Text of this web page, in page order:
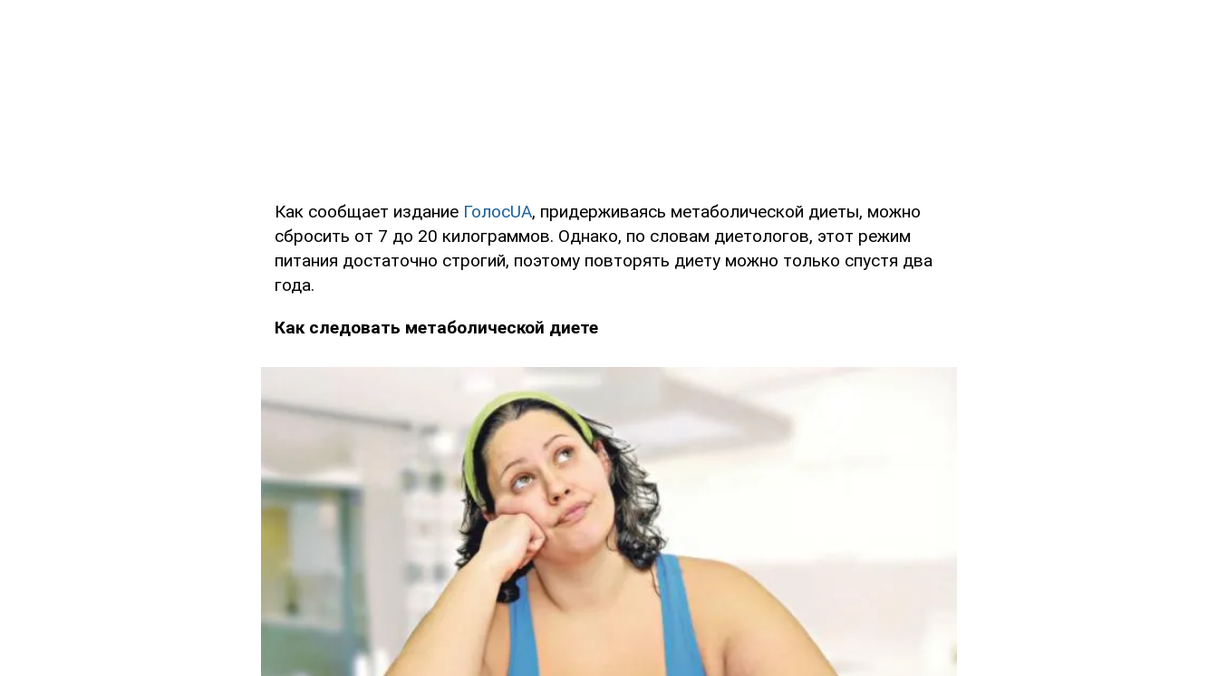
Как сообщает издание ГолосUA, придерживаясь метаболической диеты, можно
сбросить от 7 до 20 килограммов. Однако, по словам диетологов, этот режим
питания достаточно строгий, поэтому повторять диету можно только спустя два
года.
Как следовать метаболической диете